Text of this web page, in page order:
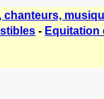
chanteurs,
- Equitation